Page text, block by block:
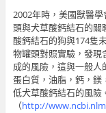
2002年時，美國獸醫
頭與犬草酸鈣結石的關
酸鈣結石的狗與174隻
物罐頭對照實驗，發現
成的風險，這與一般
蛋白質，油脂，鈣，鎂
低犬草酸鈣結石的風險
（http://